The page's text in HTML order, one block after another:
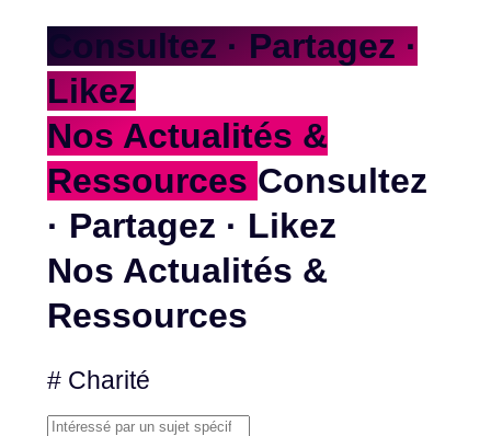
Consultez · Partagez ·
Likez
Nos Actualités &
Ressources Consultez
· Partagez · Likez
Nos Actualités &
Ressources
# Charité